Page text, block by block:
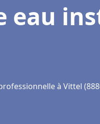
eau
à Vittel